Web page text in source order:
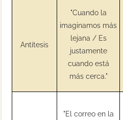
Antítesis
"Cuando la
imaginamos más
lejana / Es
justamente
cuando está
más cerca."
"El correo en la